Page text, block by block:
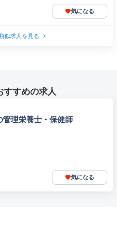
気になる
似求人を見る
すすめの求人
管理栄養士・保健師
気になる